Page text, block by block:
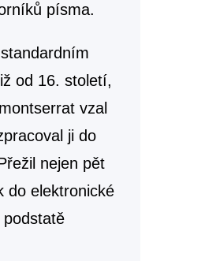
písma.
od 16. století,
vzal
ji do
nejen pět
do elektronické